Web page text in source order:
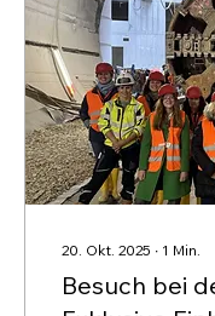
20. Okt. 2025 ∙ 1 Min.
Besuch bei